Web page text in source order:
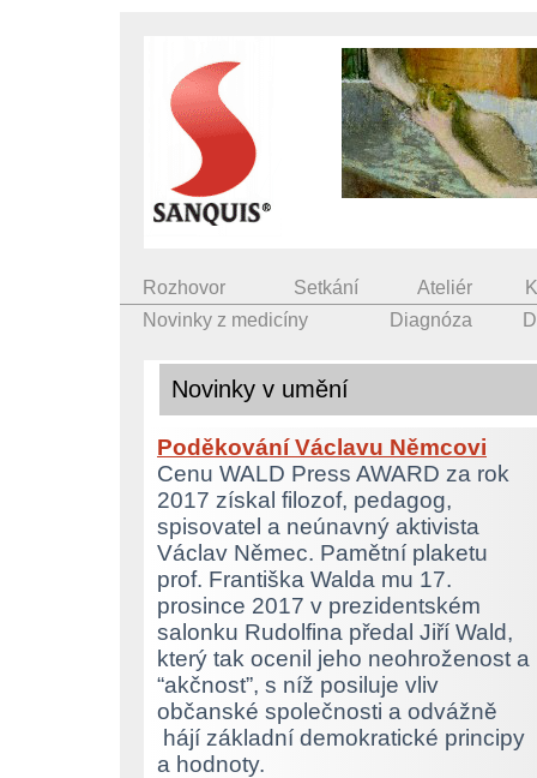
Rozhovor Setkání Ateliér
Novinky z medicíny
Diagnóza
Novinky v umění
Poděkování Václavu Němcovi
Cenu WALD Press AWARD za rok
2017 získal filozof, pedagog,
spisovatel a neúnavný aktivista
Václav Němec. Pamětní plaketu
prof. Františka Walda mu 17.
prosince 2017 v prezidentském
salonku Rudolfina předal Jiří Wald,
který tak ocenil jeho neohroženost a
“akčnost”, s níž posiluje vliv
občanské společnosti a odvážně
hájí základní demokratické principy
a hodnoty.